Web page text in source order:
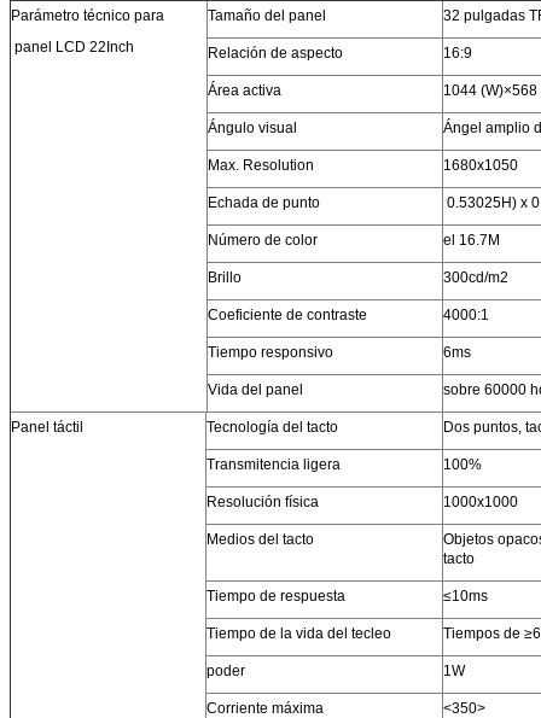
Parámetro técnico para
panel LCD 22Inch
Tamaño del panel 32 pulgadas
Relación de aspecto 16:9
Área activa 1044 (W)×568
Ángulo visual Ángel amplio
Max. Resolution 1680x1050
Echada de punto 0.53025H) x
Número de color el 16.7M
Brillo 300cd/m2
Coeficiente de contraste 4000:1
Tiempo responsivo 6ms
Vida del panel sobre 60000
Panel táctil Tecnología del tacto Dos puntos,
Transmitencia ligera 100%
Resolución física 1000x1000
Medios del tacto
Objetos
tacto
Tiempo de respuesta ≤10ms
Tiempo de la vida del tecleo Tiempos de
poder 1W
Corriente máxima <350>